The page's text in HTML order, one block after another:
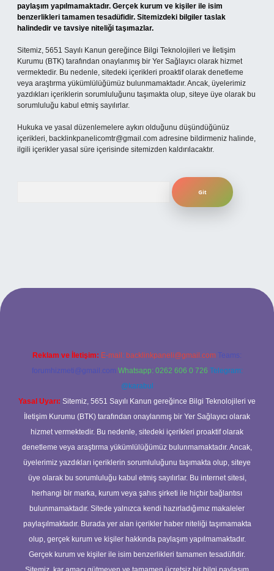
paylaşım yapılmamaktadır. Gerçek kurum ve kişiler ile isim
benzerlikleri tamamen tesadüfidir. Sitemizdeki bilgiler taslak
halindedir ve tavsiye niteliği taşımazlar.
Sitemiz, 5651 Sayılı Kanun gereğince Bilgi Teknolojileri ve İletişim
Kurumu (BTK) tarafından onaylanmış bir Yer Sağlayıcı olarak hizmet
vermektedir. Bu nedenle, sitedeki içerikleri proaktif olarak denetleme
veya araştırma yükümlülüğümüz bulunmamaktadır. Ancak, üyelerimiz
yazdıkları içeriklerin sorumluluğunu taşımakta olup, siteye üye olarak bu
sorumluluğu kabul etmiş sayılırlar.
Hukuka ve yasal düzenlemelere aykırı olduğunu düşündüğünüz
içerikleri, backlinkpanelicomtr@gmail.com adresine bildirmeniz halinde,
ilgili içerikler yasal süre içerisinde sitemizden kaldırılacaktır.
Reklam ve İletişim: E-mail: backlinkpaneli@gmail.com Teams:
forumhizmeti@gmail.com Whatsapp: 0262 606 0 726 Telegram:
@karabul
Yasal Uyarı: Sitemiz, 5651 Sayılı Kanun gereğince Bilgi Teknolojileri ve
İletişim Kurumu (BTK) tarafından onaylanmış bir Yer Sağlayıcı olarak
hizmet vermektedir. Bu nedenle, sitedeki içerikleri proaktif olarak
denetleme veya araştırma yükümlülüğümüz bulunmamaktadır. Ancak,
üyelerimiz yazdıkları içeriklerin sorumluluğunu taşımakta olup, siteye
üye olarak bu sorumluluğu kabul etmiş sayılırlar. Bu internet sitesi,
herhangi bir marka, kurum veya şahıs şirketi ile hiçbir bağlantısı
bulunmamaktadır. Sitede yalnızca kendi hazırladığımız makaleler
paylaşılmaktadır. Burada yer alan içerikler haber niteliği taşımamakta
olup, gerçek kurum ve kişiler hakkında paylaşım yapılmamaktadır.
Gerçek kurum ve kişiler ile isim benzerlikleri tamamen tesadüfidir.